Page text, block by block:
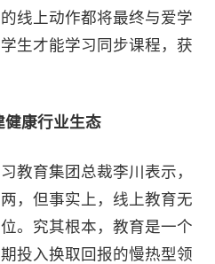
线上动作都将最终与爱学
生才能学习同步课程，获
健康行业生态
育集团总裁李川表示，
，但事实上，线上教育无
。究其根本，教育是一个
投入换取回报的慢热型领